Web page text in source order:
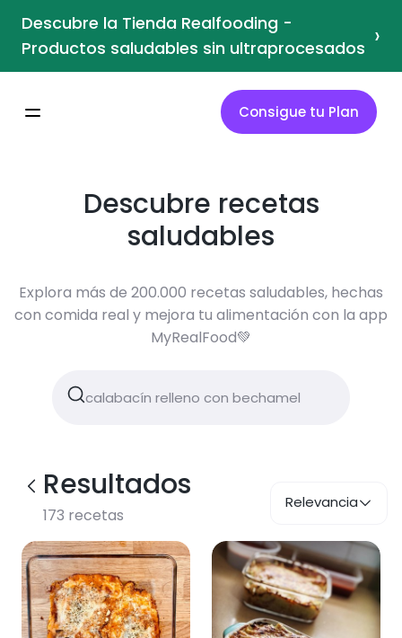
Descubre la Tienda Realfooding -
Productos saludables sin ultraprocesados ›
Consigue tu Plan
Descubre recetas
saludables
Explora más de 200.000 recetas saludables, hechas
con comida real y mejora tu alimentación con la app
MyRealFood💚
Resultados
173 recetas
Relevancia